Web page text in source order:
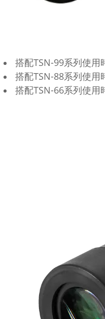
搭配TSN-99系列使用
搭配TSN-88系列使用
搭配TSN-66系列使用